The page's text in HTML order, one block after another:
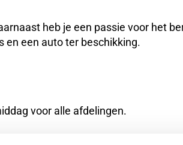
heb je een passie voor het
en een auto ter beschikking.
voor alle afdelingen.